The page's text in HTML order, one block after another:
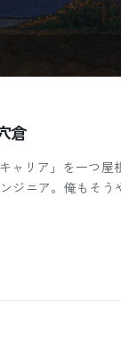
倉
ャリア」を一つ屋
ジニア。俺もそう